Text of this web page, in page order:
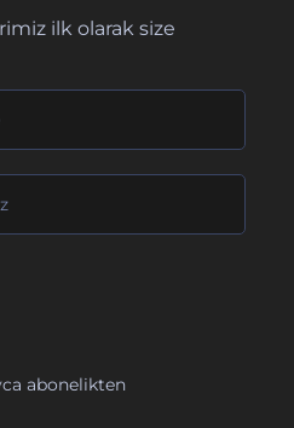
ilk olarak size
abonelikten